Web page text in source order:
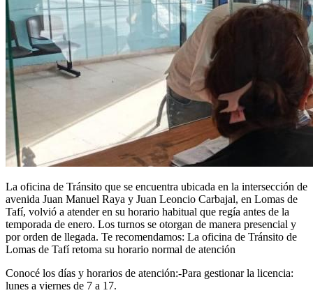
La oficina de Tránsito que se encuentra ubicada en la intersección de
avenida Juan Manuel Raya y Juan Leoncio Carbajal, en Lomas de
Tafí, volvió a atender en su horario habitual que regía antes de la
temporada de enero. Los turnos se otorgan de manera presencial y
por orden de llegada. Te recomendamos: La oficina de Tránsito de
Lomas de Tafí retoma su horario normal de atención
Conocé los días y horarios de atención:-Para gestionar la licencia:
lunes a viernes de 7 a 17.